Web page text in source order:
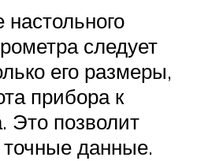
следует
его размеры,
прибора к
Это позволит
данные.